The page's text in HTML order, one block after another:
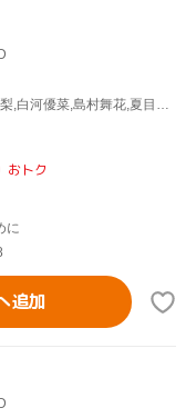
(オムニバス映画),浜田由梨,白河優菜,島村舞花,夏目大一朗(監督、脚本),福谷孝宏(監督、脚本)
おトク
に
追加